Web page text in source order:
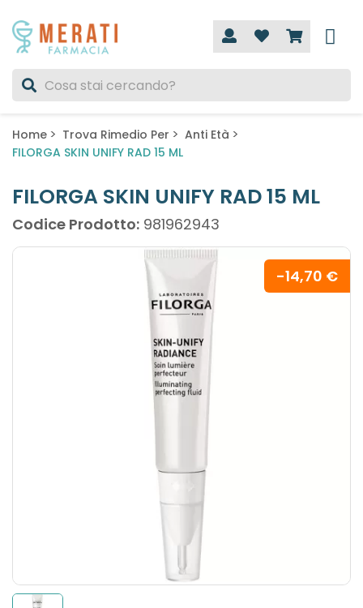
Home Trova Rimedio Per
Anti Età
FILORGA SKIN UNIFY RAD 15 ML
FILORGA SKIN UNIFY RAD 15 ML
Codice Prodotto: 981962943
-14,70 €